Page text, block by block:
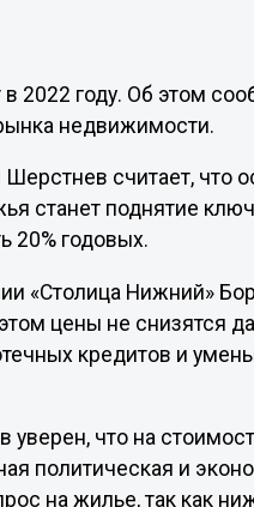
2022 году. Об этом
недвижимости.
считает, что
станет поднятие
20% годовых.
«Столица Нижний»
цены не снизятся
кредитов и
что на
политическая и
на жилье, так как